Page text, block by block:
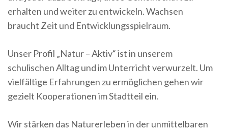
erhalten und weiter zu entwickeln. Wachsen
braucht Zeit und Entwicklungsspielraum.
Unser Profil „Natur – Aktiv“ ist in unserem
schulischen Alltag und im Unterricht verwurzelt. Um
vielfältige Erfahrungen zu ermöglichen gehen wir
gezielt Kooperationen im Stadtteil ein.
Wir stärken das Naturerleben in der unmittelbaren